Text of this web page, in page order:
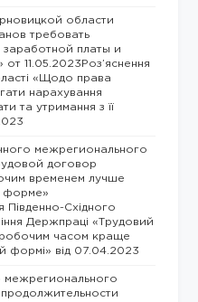
области
требовать
заработной платы и
11.05.2023Роз’яснення
«Щодо права
нарахування
та утримання з її
межрегионального
договор
временем лучше
форме»
Південно-Східного
Держпраці «Трудовий
робочим часом краще
формі» від 07.04.2023
межрегионального